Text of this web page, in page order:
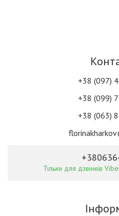
+38 (097)
+38 (099)
+38 (063)
Тільки для дзвінків